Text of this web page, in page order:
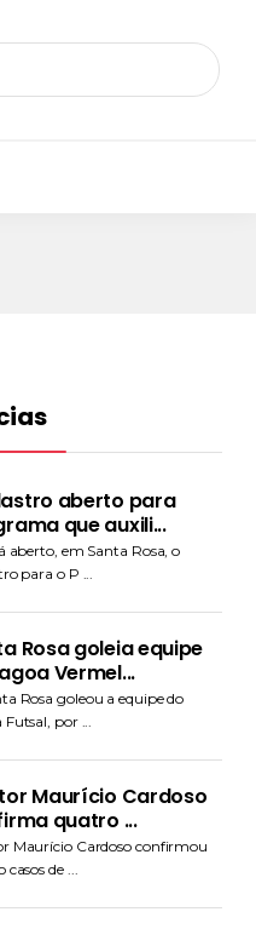
aberto para
que auxili...
aberto, em Santa Rosa, o
para o P ...
Rosa goleia equipe
Vermel...
Rosa goleou a equipe do
Futsal, por ...
Maurício Cardoso
quatro ...
Maurício Cardoso confirmou
casos de ...